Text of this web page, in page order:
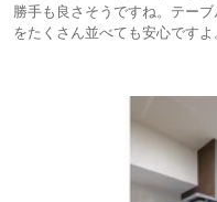
勝手も良さそうですね。テー
をたくさん並べても安心ですよ